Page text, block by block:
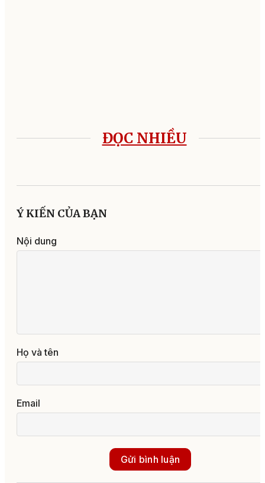
ĐỌC NHIỀU
Ý KIẾN CỦA BẠN
Nội dung
Họ và tên
Email
Gửi bình luận